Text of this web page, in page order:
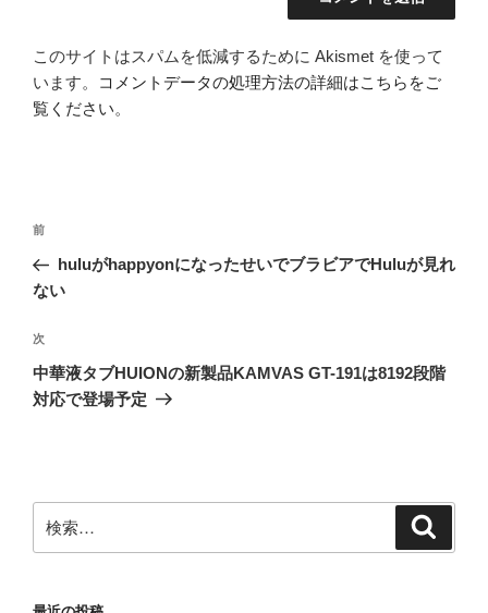
このサイトはスパムを低減するために Akismet を使って
います。
コメントデータの処理方法の詳細はこちらをご
覧ください。
投
ナ
ゲ
ー
シ
前
の
投
前
huluがhappyonになったせいでブラビアでHuluが見れ
ない
次
の
投
次
中華液タブHUIONの新製品KAMVAS GT-191は8192段階
対応で登場予定
索: